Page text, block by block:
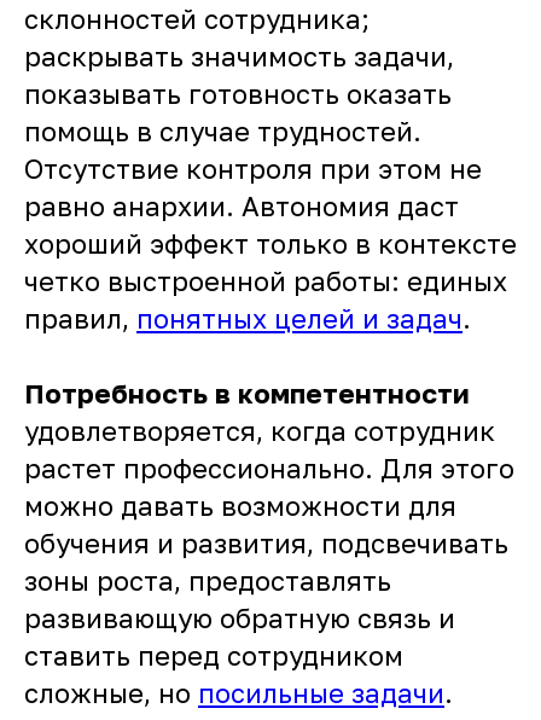
склонностей сотрудника;
раскрывать значимость задачи,
показывать готовность оказать
помощь в случае трудностей.
Отсутствие контроля при этом не
равно анархии. Автономия даст
хороший эффект только в контексте
четко выстроенной работы: единых
правил, понятных целей и задач.
Потребность в компетентности
удовлетворяется, когда сотрудник
растет профессионально. Для этого
можно давать возможности для
обучения и развития, подсвечивать
зоны роста, предоставлять
развивающую обратную связь и
ставить перед сотрудником
сложные, но посильные задачи.